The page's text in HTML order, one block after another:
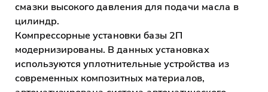
смазки высокого давления для подачи масла в
цилиндр.
Компрессорные установки базы 2П
модернизированы. В данных установках
используются уплотнительные устройства из
современных композитных материалов,